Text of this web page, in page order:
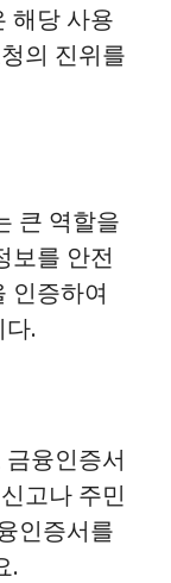
해당 사용
의 진위를
큰 역할을
보를 안전
인증하여
.
융인증서
고나 주민
인증서를
.